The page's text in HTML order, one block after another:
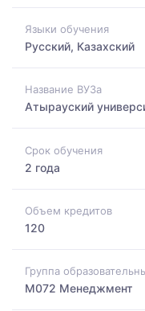
Языки обучения
Русский, Казахский
Название ВУЗа
Атырауский
Срок обучения
2 года
Объем кредитов
120
Группа
M072 Менеджмент